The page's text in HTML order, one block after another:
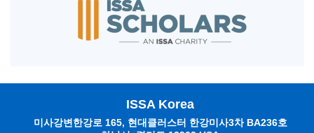
ISSA Korea
미사강변한강로 165, 현대클러스터 한강미사3차 BA236호